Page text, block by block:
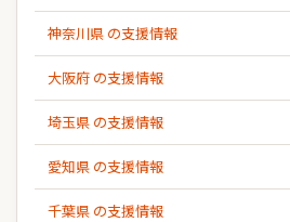
神奈川県 の支援情報
大阪府 の支援情報
埼玉県 の支援情報
愛知県 の支援情報
千葉県 の支援情報